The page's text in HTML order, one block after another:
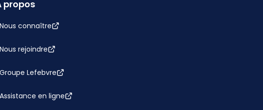
propos
Nous connaître
Nous rejoindre
Groupe Lefebvre
Assistance en ligne